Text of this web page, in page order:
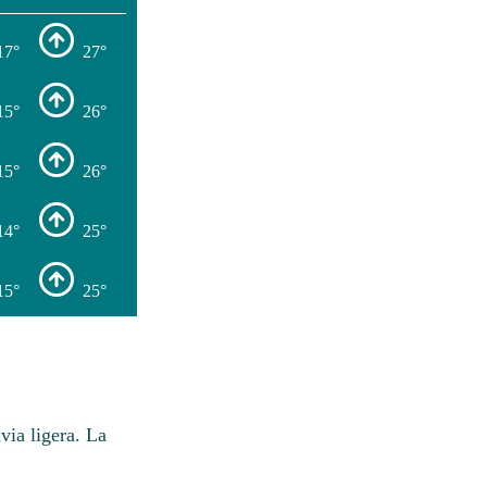
27°
26°
26°
25°
25°
ligera. La